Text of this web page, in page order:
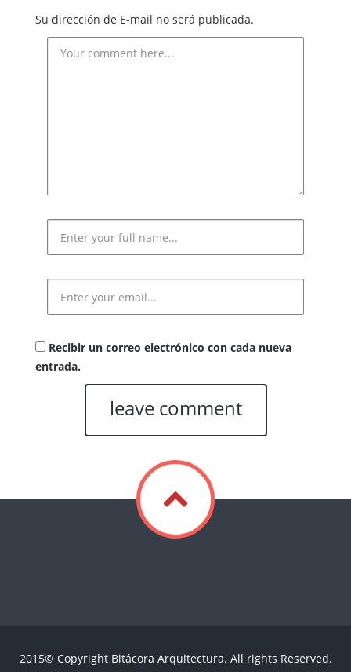
Su dirección de E-mail no será publicada.
Recibir un correo electrónico con cada nueva
entrada.
2015© Copyright Bitácora Arquitectura. All rights Reserved.